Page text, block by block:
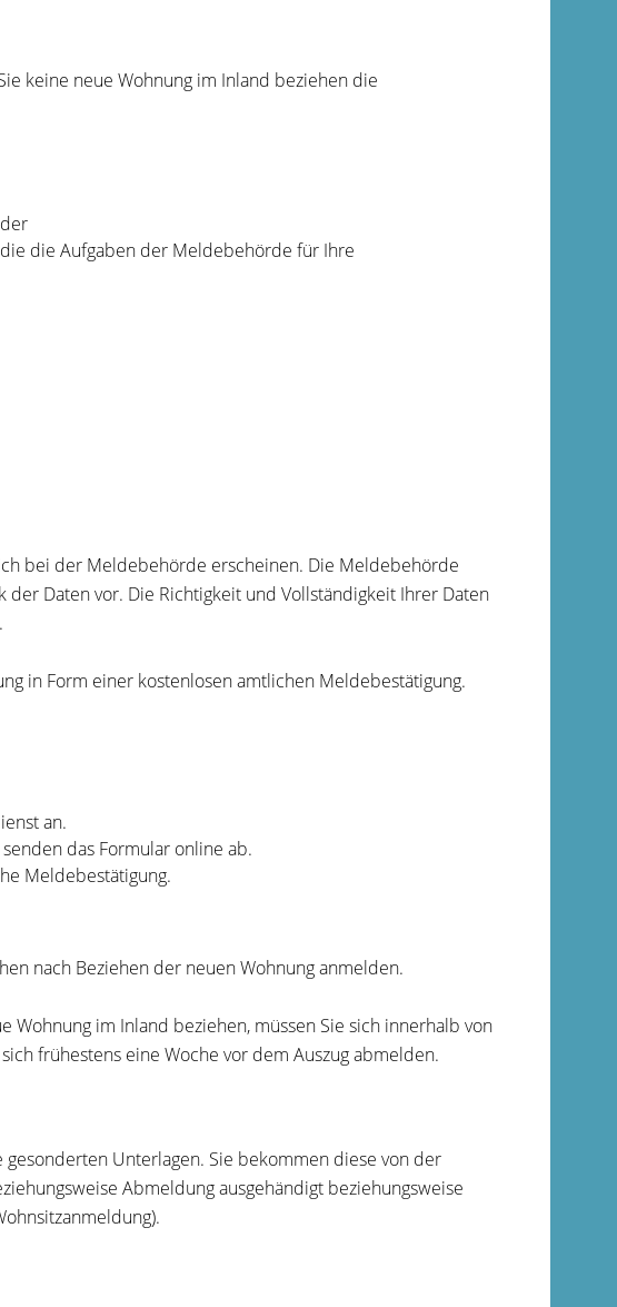
keine neue Wohnung im Inland beziehen die
die Aufgaben der Meldebehörde für Ihre
bei der Meldebehörde erscheinen. Die Meldebehörde
Daten vor. Die Richtigkeit und Vollständigkeit Ihrer Daten
in Form einer kostenlosen amtlichen Meldebestätigung.
an.
das Formular online ab.
Meldebestätigung.
nach Beziehen der neuen Wohnung anmelden.
Wohnung im Inland beziehen, müssen Sie sich innerhalb von
frühestens eine Woche vor dem Auszug abmelden.
Unterlagen. Sie bekommen diese von der
Abmeldung ausgehändigt beziehungsweise